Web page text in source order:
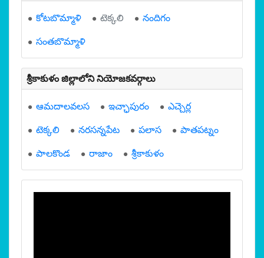
కోటబొమ్మాళి టెక్కలి
నందిగం
సంతబొమ్మాళి
శ్రీకాకుళం జిల్లాలోని నియోజకవర్గాలు
ఆమదాలవలస ఇచ్ఛాపురం
ఎచ్చెర్ల
టెక్కలి
నరసన్నపేట పలాస
పాతపట్నం
పాలకొండ
రాజాం శ్రీకాకుళం